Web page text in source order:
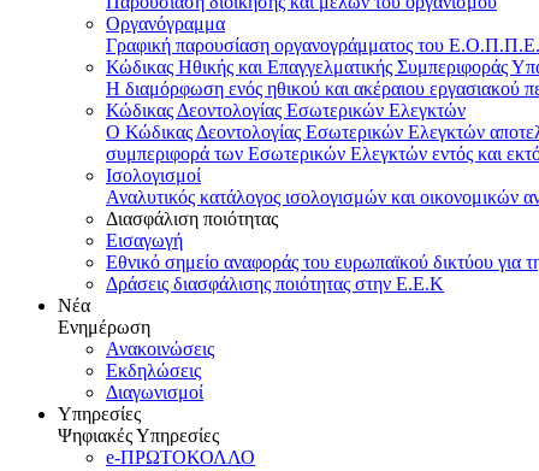
Οργανόγραμμα
Γραφική παρουσίαση οργανογράμματος του
Κώδικας Ηθικής και Επαγγελματικής Συμπεριφοράς
Η διαμόρφωση ενός ηθικού και ακέραιου εργασιακού
Κώδικας Δεοντολογίας Εσωτερικών Ελεγκτών
Ο Κώδικας Δεοντολογίας Εσωτερικών Ελεγκτών
συμπεριφορά των Εσωτερικών Ελεγκτών εντός και
Ισολογισμοί
Αναλυτικός κατάλογος ισολογισμών και οικονομικών
Διασφάλιση ποιότητας
Εισαγωγή
Εθνικό σημείο αναφοράς του ευρωπαϊκού δικτύου για
Δράσεις διασφάλισης ποιότητας στην Ε.Ε.Κ
Νέα
Ενημέρωση
Ανακοινώσεις
Εκδηλώσεις
Διαγωνισμοί
Υπηρεσίες
Ψηφιακές Υπηρεσίες
e-ΠΡΩΤΟΚΟΛΛΟ